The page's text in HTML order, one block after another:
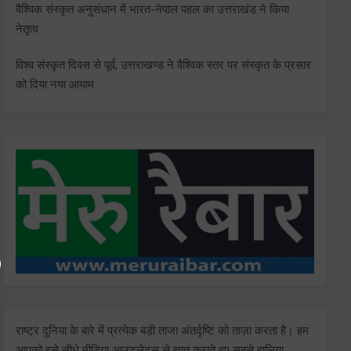
वैश्विक संस्कृत अनुसंधान में भारत-नेपाल पहल का उत्तराखंड ने किया
नेतृत्व
विश्व संस्कृत दिवस से पूर्व, उत्तराखण्ड ने वैश्विक स्तर पर संस्कृत के प्रसार
को दिया नया आयाम
राष्ट्र दुनिया के बारे में प्रत्येक बड़ी ताजा अंतर्दृष्टि को ताज़ा करता है। हम